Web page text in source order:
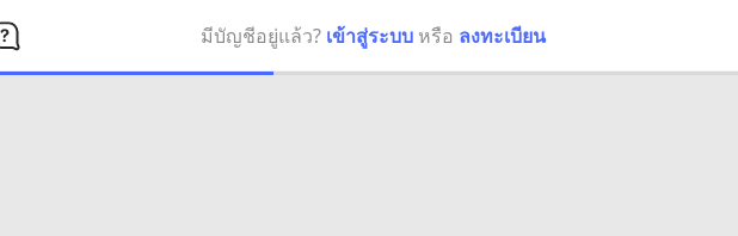
มีบัญชีอยู่แล้ว? เข้าสู่ระบบ หรือ ลงทะเบียน